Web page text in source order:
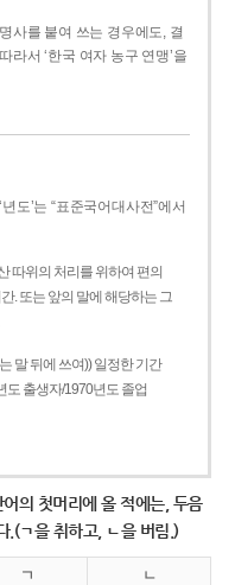
사를 붙여 쓰는 경우에도, 결
라서 ‘한국 여자 농구 연맹’을
도’는 “표준국어대사전”에서
따위의 처리를 위하여 편의
. 또는 앞의 말에 해당하는 그
말 뒤에 쓰여)) 일정한 기간
도 출생자/1970년도 졸업
어의 첫머리에 올 적에는, 두음
.(ㄱ을 취하고, ㄴ을 버림.)
ㄱ ㄴ